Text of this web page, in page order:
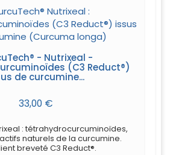
- Nutrixeal -
(C3 Reduct®)
de curcumine...
33,00 €
: tétrahydrocurcuminoïdes,
naturels de la curcumine.
breveté C3 Reduct®.